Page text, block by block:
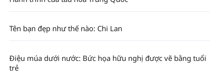
Tên bạn đẹp như thế nào: Chi Lan
Điệu múa dưới nước: Bức họa hữu nghị được vẽ bằng tuổi
trẻ